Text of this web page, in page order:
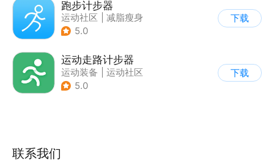
跑步计步器
运动社区
减脂瘦身
5.0
下载
运动走路计步器
运动装备
运动社区
5.0
下载
联系我们